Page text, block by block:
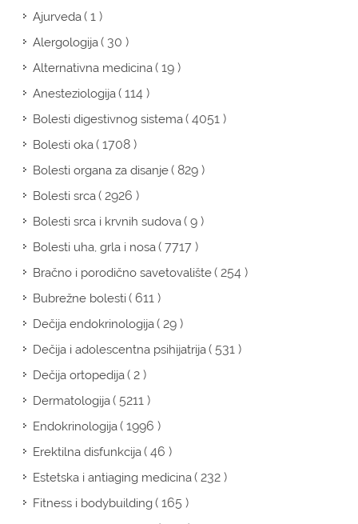
Ajurveda( 1 )
Alergologija( 30 )
Alternativna medicina( 19 )
Anesteziologija( 114 )
Bolesti digestivnog sistema( 4051 )
Bolesti oka( 1708 )
Bolesti organa za disanje( 829 )
Bolesti srca( 2926 )
Bolesti srca i krvnih sudova( 9 )
Bolesti uha, grla i nosa( 7717 )
Bračno i porodično savetovalište( 254 )
Bubrežne bolesti( 611 )
Dečija endokrinologija( 29 )
Dečija i adolescentna psihijatrija( 531 )
Dečija ortopedija( 2 )
Dermatologija( 5211 )
Endokrinologija( 1996 )
Erektilna disfunkcija( 46 )
Estetska i antiaging medicina( 232 )
Fitness i bodybuilding( 165 )